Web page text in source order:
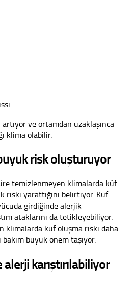
ve ortamdan uzaklaşınca
klima olabilir.
risk oluşturuyor
temizlenmeyen klimalarda küf
riski yarattığını belirtiyor. Küf
girdiğinde alerjik
ataklarını da tetikleyebiliyor.
klimalarda küf oluşma riski daha
büyük önem taşıyor.
karıştırılabiliyor